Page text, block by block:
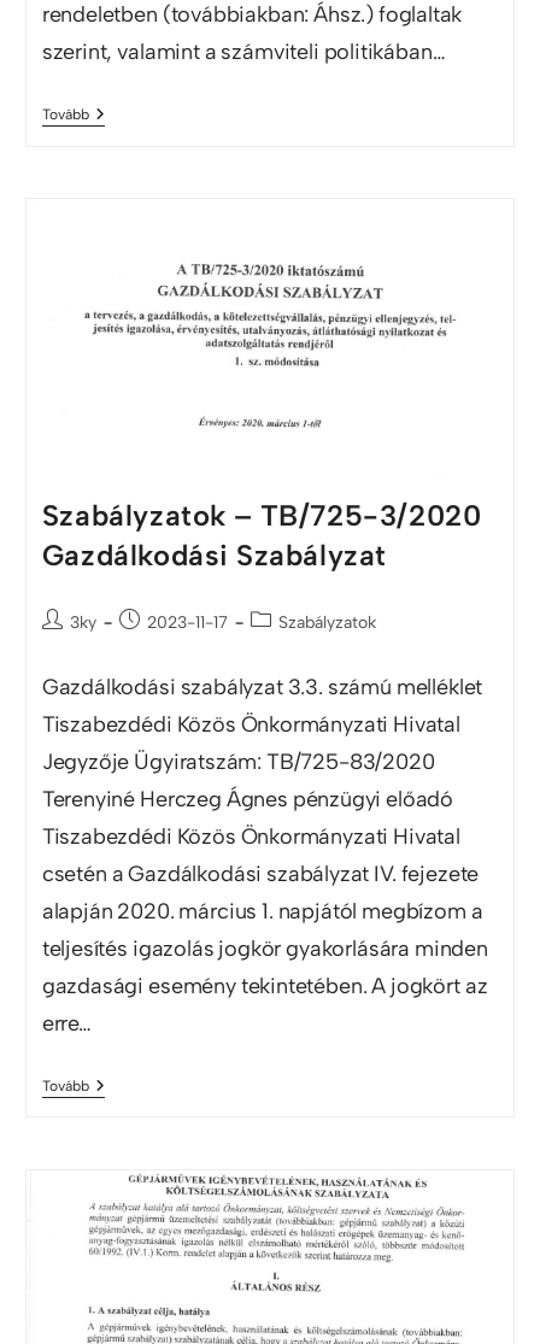
rendeletben (továbbiakban: Áhsz.) foglaltak
szerint, valamint a számviteli politikában…
Tovább
Szabályzatok – TB/725-3/2020
Gazdálkodási Szabályzat
3ky 2023-11-17 Szabályzatok
Gazdálkodási szabályzat 3.3. számú melléklet
Tiszabezdédi Közös Önkormányzati Hivatal
Jegyzője Ügyiratszám: TB/725-83/2020
Terenyiné Herczeg Ágnes pénzügyi előadó
Tiszabezdédi Közös Önkormányzati Hivatal
csetén a Gazdálkodási szabályzat IV. fejezete
alapján 2020. március 1. napjától megbízom a
teljesítés igazolás jogkör gyakorlására minden
gazdasági esemény tekintetében. A jogkört az
erre…
Tovább